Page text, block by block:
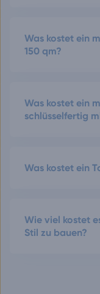
Was kostet ein
150 qm?
Was kostet ein
schlüsselfertig
Was kostet ein
Wie viel kostet
Stil zu bauen?